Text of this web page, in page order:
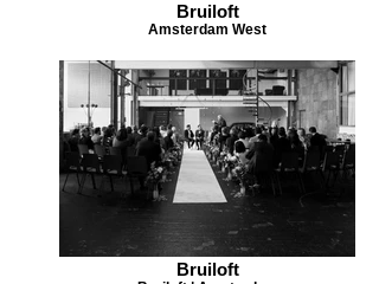
Bruiloft
Amsterdam West
Bruiloft